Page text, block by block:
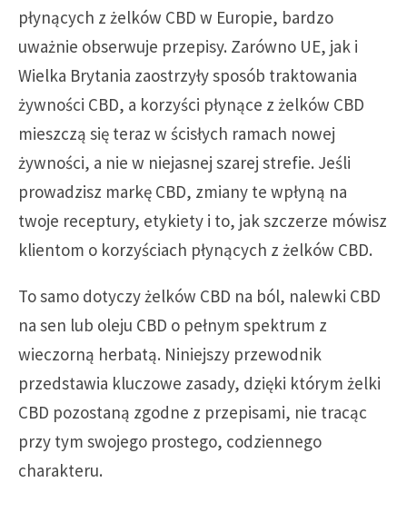
płynących z żelków CBD w Europie, bardzo
uważnie obserwuje przepisy. Zarówno UE, jak i
Wielka Brytania zaostrzyły sposób traktowania
żywności CBD, a korzyści płynące z żelków CBD
mieszczą się teraz w ścisłych ramach nowej
żywności, a nie w niejasnej szarej strefie. Jeśli
prowadzisz markę CBD, zmiany te wpłyną na
twoje receptury, etykiety i to, jak szczerze mówisz
klientom o korzyściach płynących z żelków CBD.
To samo dotyczy żelków CBD na ból, nalewki CBD
na sen lub oleju CBD o pełnym spektrum z
wieczorną herbatą. Niniejszy przewodnik
przedstawia kluczowe zasady, dzięki którym żelki
CBD pozostaną zgodne z przepisami, nie tracąc
przy tym swojego prostego, codziennego
charakteru.